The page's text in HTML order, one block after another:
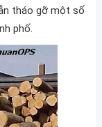
tháo gỡ một số
phố.